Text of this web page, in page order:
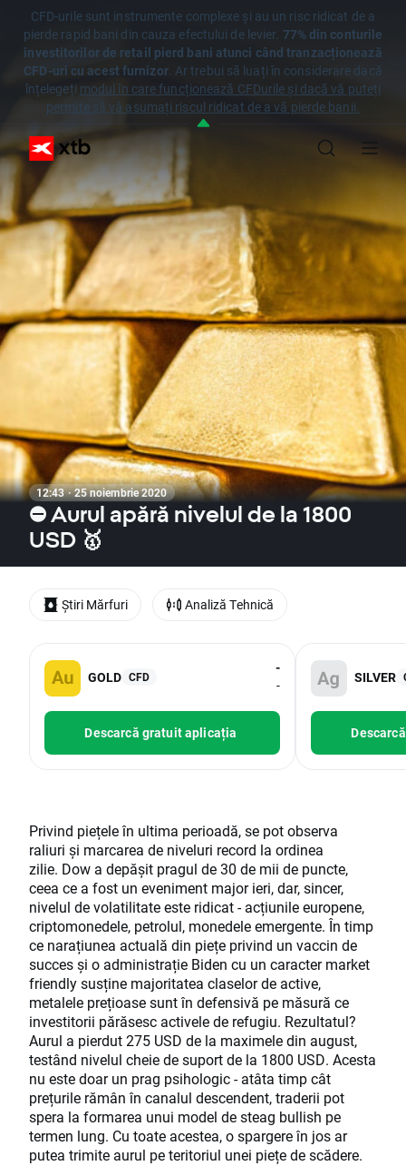
CFD-urile sunt instrumente complexe și au un risc ridicat de a
pierde rapid bani din cauza efectului de levier. 77% din conturile
investitorilor de retail pierd bani atunci când tranzacționează
CFD-uri cu acest furnizor. Ar trebui să luați în considerare dacă
înțelegeți modul în care funcționează CFDurile și dacă vă puteți
permite să vă asumați riscul ridicat de a vă pierde banii.
12:43 · 25 noiembrie 2020
⛔ Aurul apără nivelul de la 1800
USD 🥇
GOLD CFD
-
-
Descarcă gratuit aplicația
SILVER
Privind piețele în ultima perioadă, se pot observa
raliuri și marcarea de niveluri record la ordinea
zilie. Dow a depășit pragul de 30 de mii de puncte,
ceea ce a fost un eveniment major ieri, dar, sincer,
nivelul de volatilitate este ridicat - acțiunile europene,
criptomonedele, petrolul, monedele emergente. În timp
ce narațiunea actuală din piețe privind un vaccin de
succes și o administrație Biden cu un caracter market
friendly susține majoritatea claselor de active,
metalele prețioase sunt în defensivă pe măsură ce
investitorii părăsesc activele de refugiu. Rezultatul?
Aurul a pierdut 275 USD de la maximele din august,
testând nivelul cheie de suport de la 1800 USD. Acesta
nu este doar un prag psihologic - atâta timp cât
prețurile rămân în canalul descendent, traderii pot
spera la formarea unui model de steag bullish pe
termen lung. Cu toate acestea, o spargere în jos ar
putea trimite aurul pe teritoriul unei piețe de scădere.
Știri Mărfuri Analiză Tehnică